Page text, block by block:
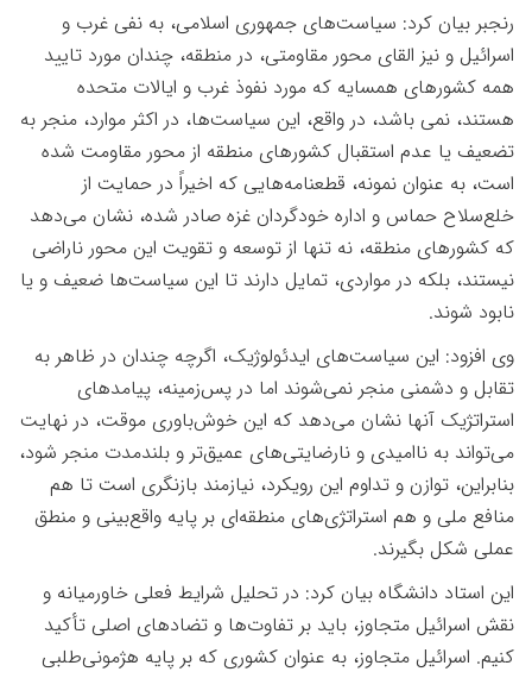
رنجبر بیان کرد: سیاست‌های جمهوری اسلامی، به نفی غرب و
اسرائیل و نیز القای محور مقاومتی، در منطقه، چندان مورد تایید
همه کشورهای همسایه که مورد نفوذ غرب و ایالات متحده
هستند، نمی باشد، در واقع، این سیاست‌ها، در اکثر موارد، منجر به
تضعیف یا عدم استقبال کشورهای منطقه از محور مقاومت شده
است، به عنوان نمونه، قطعنامه‌هایی که اخیراً در حمایت از
خلع‌سلاح حماس و اداره خودگردان غزه صادر شده، نشان می‌دهد
که کشورهای منطقه، نه تنها از توسعه و تقویت این محور ناراضی
نیستند، بلکه در مواردی، تمایل دارند تا این سیاست‌ها ضعیف و یا
نابود شوند.
وی افزود: این سیاست‌های ایدئولوژیک، اگرچه چندان در ظاهر به
تقابل و دشمنی منجر نمی‌شوند اما در پس‌زمینه، پیامدهای
استراتژیک آنها نشان می‌دهد که این خوش‌باوری موقت، در نهایت
می‌تواند به ناامیدی و نارضایتی‌های عمیق‌تر و بلندمدت منجر شود،
بنابراین، توازن و تداوم این رویکرد، نیازمند بازنگری است تا هم
منافع ملی و هم استراتژی‌های منطقه‌ای بر پایه واقع‌بینی و منطق
عملی شکل بگیرند.
این استاد دانشگاه بیان کرد: در تحلیل شرایط فعلی خاورمیانه و
نقش اسرائیل متجاوز، باید بر تفاوت‌ها و تضادهای اصلی تأکید
کنیم. اسرائیل متجاوز، به عنوان کشوری که بر پایه هژمونی‌طلبی